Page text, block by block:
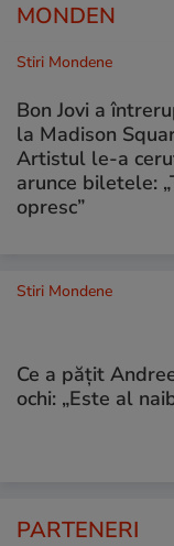
MONDEN
Stiri Mondene
Bon Jovi a
la Madison
Artistul le-a
arunce biletele:
opresc”
Stiri Mondene
Ce a pățit
ochi: „Este al
PARTENERI